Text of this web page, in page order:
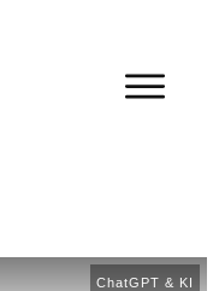
ChatGPT & KI